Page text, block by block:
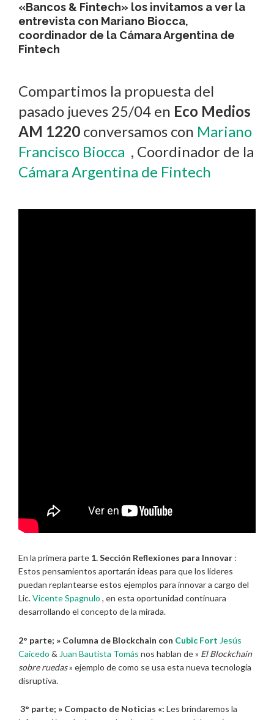
«Bancos & Fintech» los invitamos a ver la
entrevista con Mariano Biocca,
coordinador de la Cámara Argentina de
Fintech
Compartimos la propuesta del
pasado jueves 25/04 en Eco Medios
AM 1220 conversamos con Mariano
Francisco Biocca , Coordinador de la
Cámara Argentina de Fintech
En la primera parte 1. Sección Reflexiones para Innovar :
Estos pensamientos aportarán ideas para que los lideres
puedan replantearse estos ejemplos para innovar a cargo del
Lic.Vicente Spagnulo , en esta oportunidad continuara
desarrollando el concepto de la mirada.
2° parte; » Columna de Blockchain con Cubic Fort Jesús
Caicedo & Juan Bautista Tomás nos hablan de » El Blockchain
sobre ruedas» ejemplo de como se usa esta nueva tecnología
disruptiva.
3° parte; » Compacto de Noticias «: Les brindaremos la